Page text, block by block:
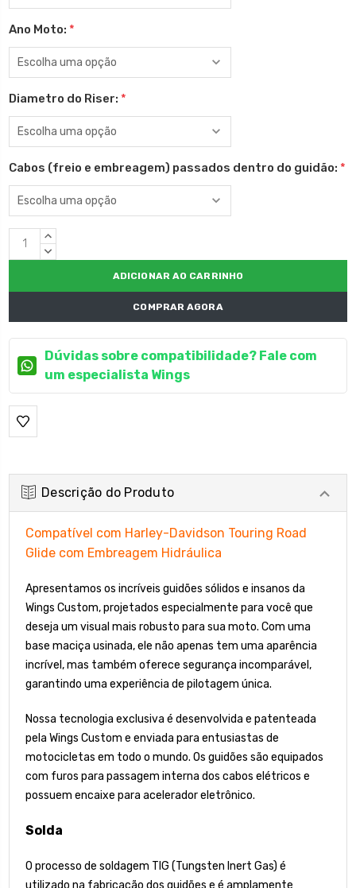
Ano Moto: *
Diametro do Riser: *
Cabos (freio e embreagem) passados dentro do guidão: *
EstoqueQUANTIDADE
CRESCENTE:
QUANTIDADE
COMPRAR AGORA
Dúvidas sobre compatibilidade? Fale com
um especialista Wings
Descrição do Produto
Compatível com Harley-Davidson Touring Road
Glide com Embreagem Hidráulica
Apresentamos os incríveis guidões sólidos e insanos da
Wings Custom, projetados especialmente para você que
deseja um visual mais robusto para sua moto. Com uma
base maciça usinada, ele não apenas tem uma aparência
incrível, mas também oferece segurança incomparável,
garantindo uma experiência de pilotagem única.
Nossa tecnologia exclusiva é desenvolvida e patenteada
pela Wings Custom e enviada para entusiastas de
motocicletas em todo o mundo. Os guidões são equipados
com furos para passagem interna dos cabos elétricos e
possuem encaixe para acelerador eletrônico.
Solda
O processo de soldagem TIG (Tungsten Inert Gas) é
utilizado na fabricação dos guidões e é amplamente